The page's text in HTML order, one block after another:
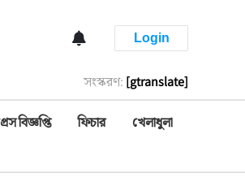
Login
সংস্করণ: [gtranslate]
বিজ্ঞপ্তি ফিচার
খেলাধুলা